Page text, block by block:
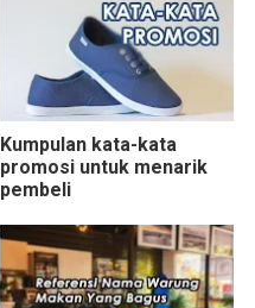
Kumpulan kata-kata
promosi untuk menarik
pembeli